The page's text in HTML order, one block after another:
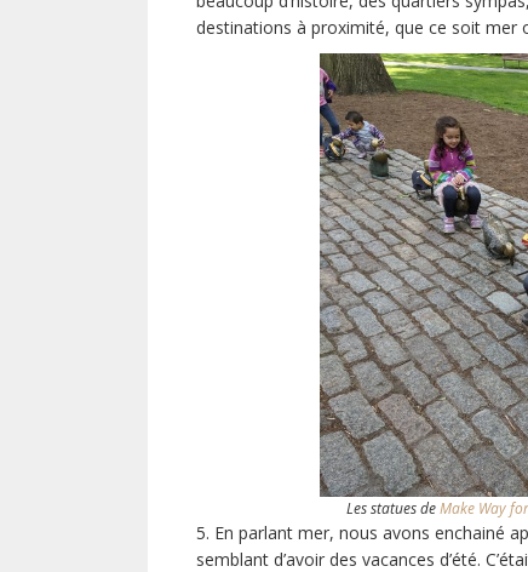
destinations à proximité, que ce soit mer
Les statues deMake Way
5. En parlant mer, nous avons enchainé
semblant d’avoir des vacances d’été.